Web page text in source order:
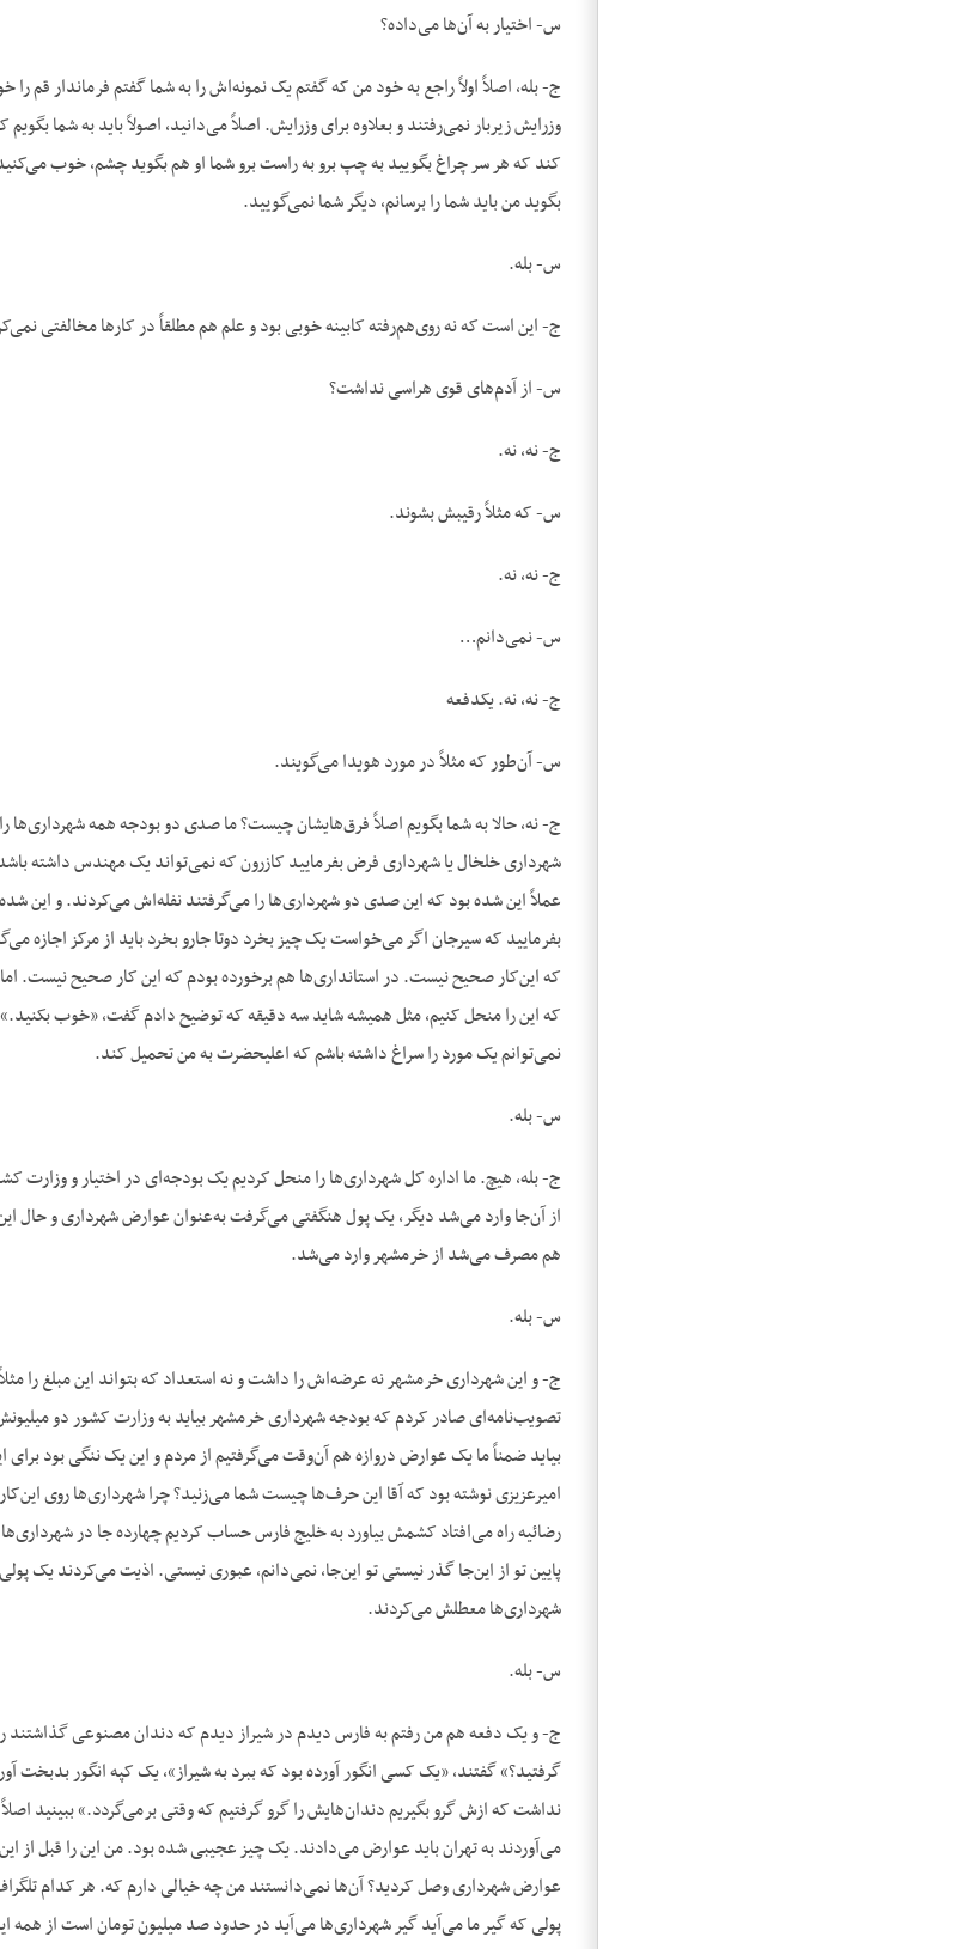
س- اختیار به آن‌ها می‌داده؟
ج- بله، اصلاً اولاً راجع به خود من که گفتم یک نمونه‌اش را به شما گفتم فرماندار
وزرایش زیربار نمی‌رفتند و بعلاوه برای وزرایش. اصلاً می‌دانید، اصولاً باید به
کند که هر سر چراغ بگویید به چپ برو به راست برو شما او هم بگوید چشم، خوب
بگوید من باید شما را برسانم، دیگر شما نمی‌گویید.
س- بله.
ج- این است که نه روی‌هم‌رفته کابینه خوبی بود و علم هم مطلقاً در کارها مخالفتی
س- از آدم‌های قوی هراسی نداشت؟
ج- نه، نه.
س- که مثلاً رقیبش بشوند.
ج- نه، نه.
س- نمی‌دانم…
ج- نه، نه. یکدفعه
س- آن‌طور که مثلاً در مورد هویدا می‌گویند.
ج- نه، حالا به شما بگویم اصلاً فرق‌هایشان چیست؟ ما صدی دو بودجه همه شهرداری‌ها
شهرداری خلخال یا شهرداری فرض بفرمایید کازرون که نمی‌تواند یک مهندس داشته
عملاً این شده بود که این صدی دو شهرداری‌ها را می‌گرفتند نفله‌اش می‌کردند. و این
بفرمایید که سیرجان اگر می‌خواست یک چیز بخرد دوتا جارو بخرد باید از مرکز اجازه
که این‌کار صحیح نیست. در استانداری‌ها هم برخورده بودم که این کار صحیح نیست.
که این را منحل کنیم، مثل همیشه شاید سه دقیقه که توضیح دادم گفت، «خوب
نمی‌توانم یک مورد را سراغ داشته باشم که اعلیحضرت به من تحمیل کند.
س- بله.
از آن‌جا وارد می‌شد دیگر، یک پول هنگفتی می‌گرفت به‌عنوان عوارض شهرداری و حال
هم مصرف می‌شد از خرمشهر وارد می‌شد.
س- بله.
ج- و این شهرداری خرمشهر نه عرضه‌اش را داشت و نه استعداد که بتواند این مبلغ را
تصویب‌نامه‌ای صادر کردم که بودجه شهرداری خرمشهر بیاید به وزارت کشور دو
بیاید ضمناً ما یک عوارض دروازه هم آن‌وقت می‌گرفتیم از مردم و این یک ننگی بود
امیرعزیزی نوشته بود که آقا این حرف‌ها چیست شما می‌زنید؟ چرا شهرداری‌ها روی
رضائیه راه می‌افتاد کشمش بیاورد به خلیج فارس حساب کردیم چهارده ‌جا در
پایین تو از این‌جا گذر نیستی تو این‌جا، نمی‌دانم، عبوری نیستی. اذیت می‌کردند یک
شهرداری‌ها معطلش می‌کردند.
س- بله.
ج- و یک دفعه هم من رفتم به فارس دیدم در شیراز دیدم که دندان مصنوعی گذاشتند
گرفتید؟» گفتند، «یک کسی انگور آورده بود که ببرد به شیراز»، یک کپه انگور
نداشت که ازش گرو بگیریم دندان‌هایش را گرو گرفتیم که وقتی برمی‌گردد.» ببینید
می‌آوردند به تهران باید عوارض می‌دادند. یک چیز عجیبی شده بود. من این را قبل از
عوارض شهرداری وصل کردید؟ آن‌ها نمی‌دانستند من چه خیالی دارم که. هر کدام
پولی که گیر ما می‌آید گیر شهرداری‌ها می‌آید در حدود صد میلیون تومان است از